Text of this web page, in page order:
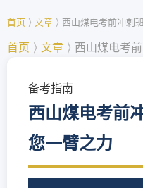
首页 ⟩ 文章 ⟩ 西山煤电考前冲刺
首页 ⟩ 文章 ⟩ 西山煤电考
备考指南
西山煤电考前
您一臂之力